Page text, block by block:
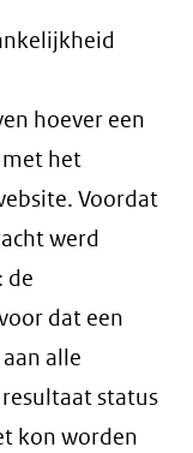
hoever een
het
Voordat
werd
de
dat een
alle
status
kon worden